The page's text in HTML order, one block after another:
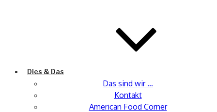
Dies & Das
Das sind wir …
Kontakt
American Food Corner